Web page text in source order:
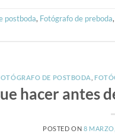
postboda, Fotógrafo de preboda,
DE POSTBODA ,
hacer antes
POSTED ON 8